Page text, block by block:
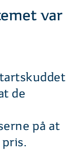
var
de
på at